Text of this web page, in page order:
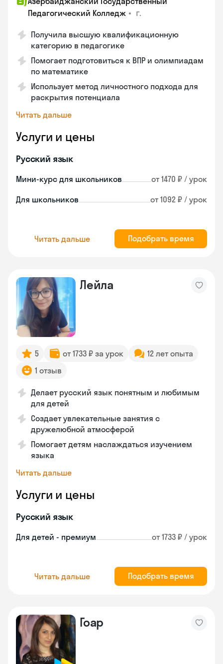
Педагогический Колледж • г.
Получила высшую квалификационную
категорию в педагогике
Помогает подготовиться к ВПР и олимпиадам
по математике
Использует метод личностного подхода для
раскрытия потенциала
Читать дальше
Услуги и цены
Русский язык
Мини-курс для школьников от 1470 ₽ / урок
Для школьников от 1092 ₽ / урок
Читать дальше Подобрать время
Лейла
5 от 1733 ₽ за урок
12 лет опыта
1 отзыв
Делает русский язык понятным и любимым
для детей
Создает увлекательные занятия с
дружелюбной атмосферой
Помогает детям наслаждаться изучением
языка
Читать дальше
Услуги и цены
Русский язык
Для детей - премиум от 1733 ₽ / урок
Читать дальше Подобрать время
Гоар